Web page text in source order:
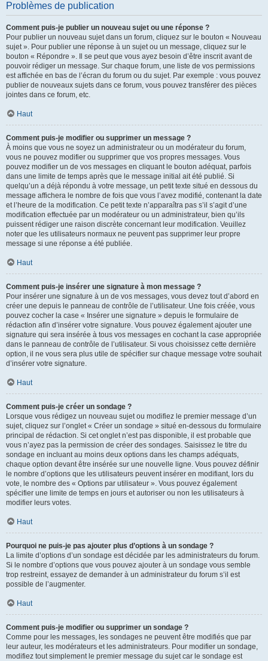
Problèmes de publication
Comment puis-je publier un nouveau sujet ou une réponse ?
Pour publier un nouveau sujet dans un forum, cliquez sur le bouton « Nouveau
sujet ». Pour publier une réponse à un sujet ou un message, cliquez sur le
bouton « Répondre ». Il se peut que vous ayez besoin d’être inscrit avant de
pouvoir rédiger un message. Sur chaque forum, une liste de vos permissions
est affichée en bas de l’écran du forum ou du sujet. Par exemple : vous pouvez
publier de nouveaux sujets dans ce forum, vous pouvez transférer des pièces
jointes dans ce forum, etc.
Haut
Comment puis-je modifier ou supprimer un message ?
À moins que vous ne soyez un administrateur ou un modérateur du forum,
vous ne pouvez modifier ou supprimer que vos propres messages. Vous
pouvez modifier un de vos messages en cliquant le bouton adéquat, parfois
dans une limite de temps après que le message initial ait été publié. Si
quelqu’un a déjà répondu à votre message, un petit texte situé en dessous du
message affichera le nombre de fois que vous l’avez modifié, contenant la date
et l’heure de la modification. Ce petit texte n’apparaîtra pas s’il s’agit d’une
modification effectuée par un modérateur ou un administrateur, bien qu’ils
puissent rédiger une raison discrète concernant leur modification. Veuillez
noter que les utilisateurs normaux ne peuvent pas supprimer leur propre
message si une réponse a été publiée.
Haut
Comment puis-je insérer une signature à mon message ?
Pour insérer une signature à un de vos messages, vous devez tout d’abord en
créer une depuis le panneau de contrôle de l’utilisateur. Une fois créée, vous
pouvez cocher la case « Insérer une signature » depuis le formulaire de
rédaction afin d’insérer votre signature. Vous pouvez également ajouter une
signature qui sera insérée à tous vos messages en cochant la case appropriée
dans le panneau de contrôle de l’utilisateur. Si vous choisissez cette dernière
option, il ne vous sera plus utile de spécifier sur chaque message votre souhait
d’insérer votre signature.
Haut
Comment puis-je créer un sondage ?
Lorsque vous rédigez un nouveau sujet ou modifiez le premier message d’un
sujet, cliquez sur l’onglet « Créer un sondage » situé en-dessous du formulaire
principal de rédaction. Si cet onglet n’est pas disponible, il est probable que
vous n’ayez pas la permission de créer des sondages. Saisissez le titre du
sondage en incluant au moins deux options dans les champs adéquats,
chaque option devant être insérée sur une nouvelle ligne. Vous pouvez définir
le nombre d’options que les utilisateurs peuvent insérer en modifiant, lors du
vote, le nombre des « Options par utilisateur ». Vous pouvez également
spécifier une limite de temps en jours et autoriser ou non les utilisateurs à
modifier leurs votes.
Haut
Pourquoi ne puis-je pas ajouter plus d’options à un sondage ?
La limite d’options d’un sondage est décidée par les administrateurs du forum.
Si le nombre d’options que vous pouvez ajouter à un sondage vous semble
trop restreint, essayez de demander à un administrateur du forum s’il est
possible de l’augmenter.
Haut
Comment puis-je modifier ou supprimer un sondage ?
Comme pour les messages, les sondages ne peuvent être modifiés que par
leur auteur, les modérateurs et les administrateurs. Pour modifier un sondage,
modifiez tout simplement le premier message du sujet car le sondage est